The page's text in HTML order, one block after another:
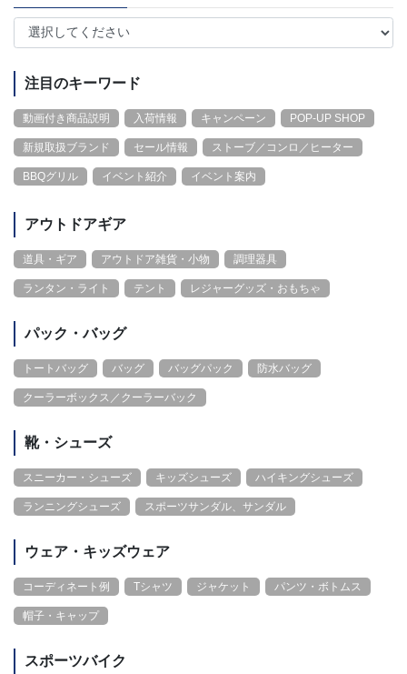
注目のキーワード
動画付き商品説明 入荷情報 キャンペーン POP-UP SHOP
新規取扱ブランド セール情報 ストーブ／コンロ／ヒーター
BBQグリル イベント紹介 イベント案内
アウトドアギア
道具・ギア アウトドア雑貨・小物 調理器具
ランタン・ライト テント レジャーグッズ・おもちゃ
パック・バッグ
トートバッグ バッグ バッグパック 防水バッグ
クーラーボックス／クーラーバック
靴・シューズ
スニーカー・シューズ キッズシューズ ハイキングシューズ
ランニングシューズ スポーツサンダル、サンダル
ウェア・キッズウェア
コーディネート例 Tシャツ ジャケット パンツ・ボトムス
帽子・キャップ
スポーツバイク